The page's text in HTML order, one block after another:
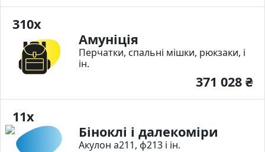
310x
Амуніція
Перчатки, спальні мішки, рюкзаки, і
ін.
371 028 ₴
11x
Біноклі і далекоміри
Акулон а211, ф213 і ін.